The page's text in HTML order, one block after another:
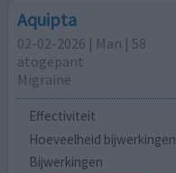
Aquipta
02-02-2026 | Man | 58
atogepant
Migraine
Effectiviteit
Hoeveelheid bijwerkingen
Bijwerkingen